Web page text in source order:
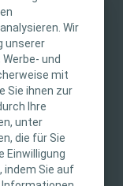
Wir
unserer
und
mit
Sie ihnen zur
Ihre
unter
die für Sie
Einwilligung
indem Sie auf
ist für
für die
beim
um die
dass
war
vor und